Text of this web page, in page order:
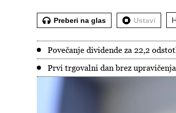
Preberi na glas Ustavi
Povečanje dividende za 22,2
Prvi trgovalni dan brez